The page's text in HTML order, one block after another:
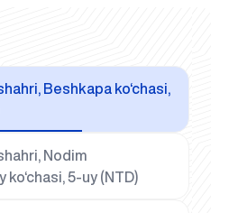
Beshkapa ko‘chasi,
Nodim
ko‘chasi, 5-uy (NTD)